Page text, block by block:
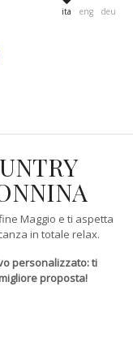
ita eng deu
Maggio e ti aspetta
in totale relax.
personalizzato: ti
proposta!